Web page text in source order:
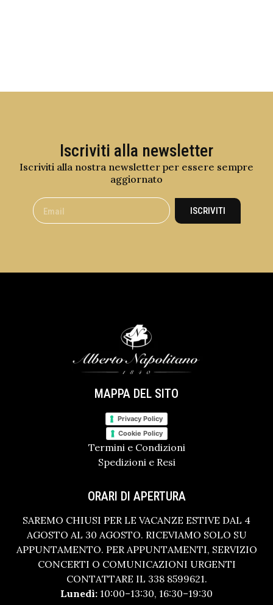
Iscriviti alla newsletter
Iscriviti alla nostra newsletter per essere sempre
aggiornato
ISCRIVITI
MAPPA DEL SITO
Privacy Policy
Cookie Policy
Termini e Condizioni
Spedizioni e Resi
ORARI DI APERTURA
SAREMO CHIUSI PER LE VACANZE ESTIVE DAL 4
AGOSTO AL 30 AGOSTO. RICEVIAMO SOLO SU
APPUNTAMENTO. PER APPUNTAMENTI, SERVIZIO
CONCERTI O COMUNICAZIONI URGENTI
CONTATTARE IL 338 8599621.
Lunedì: 10:00–13:30, 16:30–19:30